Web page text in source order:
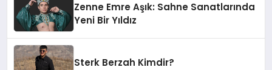
Zenne Emre Aşık: Sahne Sanatlarında
Yeni Bir Yıldız
Sterk Berzah Kimdir?